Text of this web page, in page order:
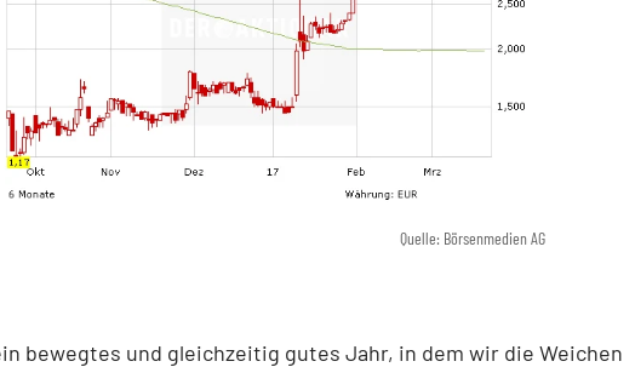
Quelle: Börsenmedien AG
bewegtes und gleichzeitig gutes Jahr, in dem wir die Weichen